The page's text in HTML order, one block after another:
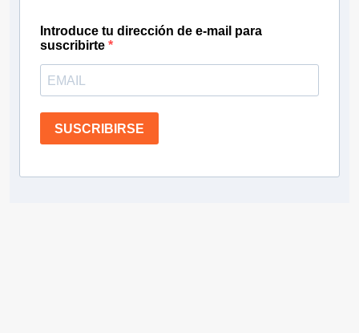
Introduce tu dirección de e-mail para
suscribirte
SUSCRIBIRSE